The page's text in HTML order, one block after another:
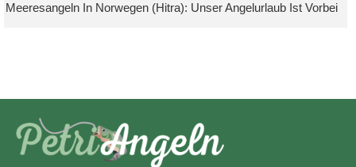
Meeresangeln In Norwegen (Hitra): Unser Angelurlaub Ist Vorbei